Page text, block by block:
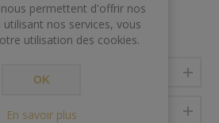
permettent d'offrir nos
utilisant nos services, vous
utilisation des cookies.
OK
En savoir plus